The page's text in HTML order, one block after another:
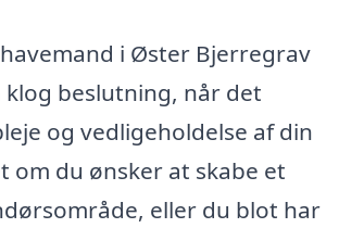
i Øster Bjerregrav
beslutning, når det
og vedligeholdelse af din
om du ønsker at skabe et
eller du blot har